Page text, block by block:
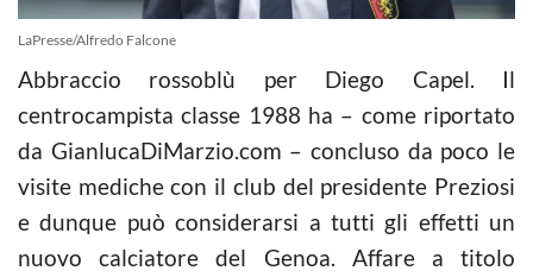
LaPresse/Alfredo Falcone
Abbraccio rossoblù per Diego Capel. Il
centrocampista classe 1988 ha – come riportato
da GianlucaDiMarzio.com – concluso da poco le
visite mediche con il club del presidente Preziosi
e dunque può considerarsi a tutti gli effetti un
nuovo calciatore del Genoa. Affare a titolo